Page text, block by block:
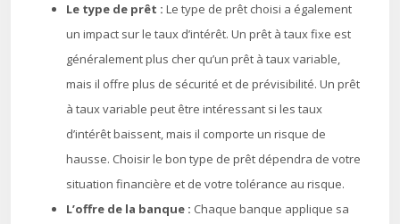
Le type de prêt : Le type de prêt choisi a également
un impact sur le taux d’intérêt. Un prêt à taux fixe est
généralement plus cher qu’un prêt à taux variable,
mais il offre plus de sécurité et de prévisibilité. Un prêt
à taux variable peut être intéressant si les taux
d’intérêt baissent, mais il comporte un risque de
hausse. Choisir le bon type de prêt dépendra de votre
situation financière et de votre tolérance au risque.
L’offre de la banque : Chaque banque applique sa